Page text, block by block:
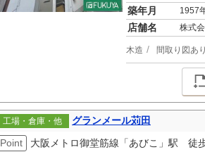
築年月 1957
店舗名 株式
木造 間取り図あり
工場・倉庫・他
グランメール苅田
Point
大阪メトロ御堂筋線「あびこ」駅 徒